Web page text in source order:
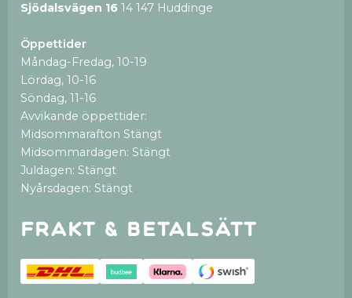
Sjödalsvägen 16 14 147 Huddinge
Öppettider
Måndag-Fredag, 10-19
Lördag, 10-16
Söndag, 11-16
Avvikande öppettider:
Midsommarafton Stängt
Midsommardagen: Stängt
Juldagen: Stängt
Nyårsdagen: Stängt
Frakt & betalsätt